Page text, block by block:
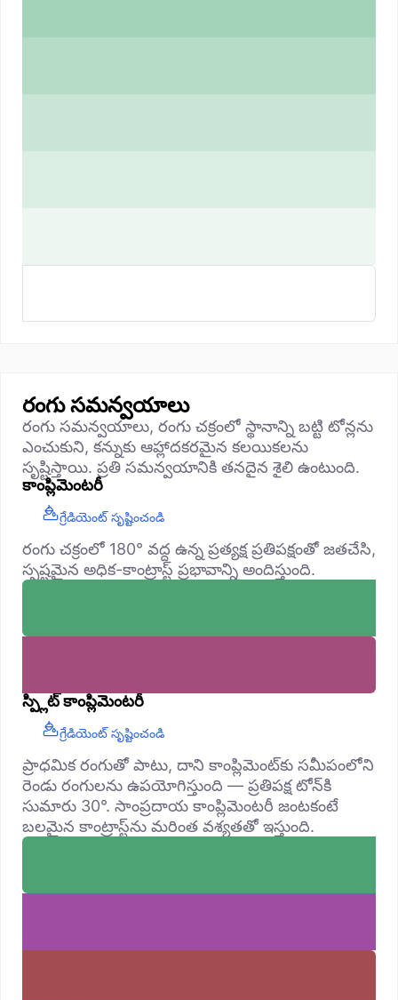
రంగు సమన్వయాలు
రంగు సమన్వయాలు, రంగు చక్రంలో స్థానాన్ని బట్టి టోన్లను
ఎంచుకుని, కన్నుకు ఆహ్లాదకరమైన కలయికలను
సృష్టిస్తాయి. ప్రతి సమన్వయానికి తనదైన శైలి ఉంటుంది.
కాంప్లిమెంటరీ
గ్రేడియెంట్ సృష్టించండి
రంగు చక్రంలో 180° వద్ద ఉన్న ప్రత్యక్ష ప్రతిపక్షంతో జతచేసి,
స్పష్టమైన అధిక-కాంట్రాస్ట్ ప్రభావాన్ని అందిస్తుంది.
స్ప్లిట్ కాంప్లిమెంటరీ
గ్రేడియెంట్ సృష్టించండి
ప్రాధమిక రంగుతో పాటు, దాని కాంప్లిమెంట్‌కు సమీపంలోని
రెండు రంగులను ఉపయోగిస్తుంది — ప్రతిపక్ష టోన్‌కి
సుమారు 30°. సాంప్రదాయ కాంప్లిమెంటరీ జంటకంటే
బలమైన కాంట్రాస్ట్‌ను మరింత వశ్యతతో ఇస్తుంది.